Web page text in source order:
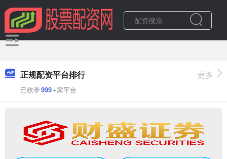
正规配资平台排行
已收录999+家平台
更多